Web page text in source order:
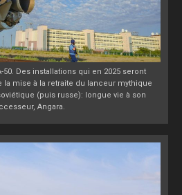
50. Des installations qui en 2025 seront
mise à la retraite du lanceur mythique
(puis russe): longue vie à son
Angara.